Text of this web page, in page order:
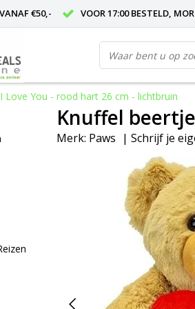
€50,- VOOR 17:00 BESTELD,
Love You - rood hart 26 cm - lichtbruin
Knuffel
Merk: Paws | Schrijf je